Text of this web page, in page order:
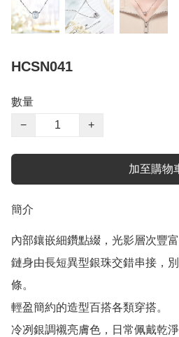
HCSN041
數量
−
+
加至購物
簡介
內部鑲嵌細鑽點綴，光影層次豐富
鏈身由長短異型銀珠交錯串接，
條。
輕盈簡約的造型百搭各類穿搭。
冷冽銀調襯亮膚色，日常佩戴乾